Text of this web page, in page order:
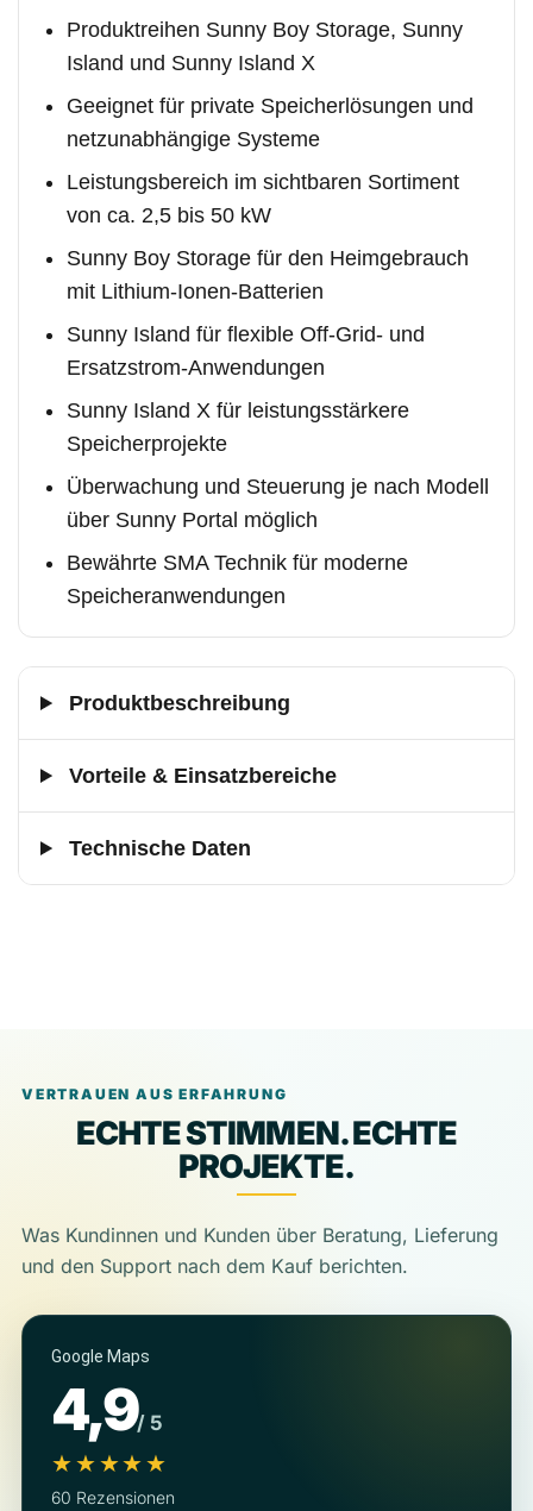
Produktreihen Sunny Boy Storage, Sunny
Island und Sunny Island X
Geeignet für private Speicherlösungen und
netzunabhängige Systeme
Leistungsbereich im sichtbaren Sortiment
von ca. 2,5 bis 50 kW
Sunny Boy Storage für den Heimgebrauch
mit Lithium-Ionen-Batterien
Sunny Island für flexible Off-Grid- und
Ersatzstrom-Anwendungen
Sunny Island X für leistungsstärkere
Speicherprojekte
Überwachung und Steuerung je nach Modell
über Sunny Portal möglich
Bewährte SMA Technik für moderne
Speicheranwendungen
Produktbeschreibung
Vorteile & Einsatzbereiche
Technische Daten
VERTRAUEN AUS ERFAHRUNG
ECHTE STIMMEN. ECHTE
PROJEKTE.
Was Kundinnen und Kunden über Beratung, Lieferung
und den Support nach dem Kauf berichten.
Google Maps
4,9/ 5
★★★★★
60 Rezensionen